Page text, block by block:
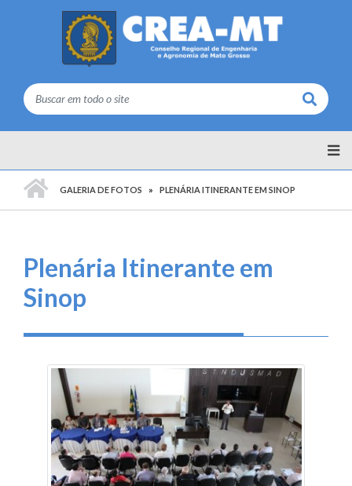
Buscar
GALERIA DE FOTOS PLENÁRIA ITINERANTE EM SINOP
Plenária Itinerante em
Sinop